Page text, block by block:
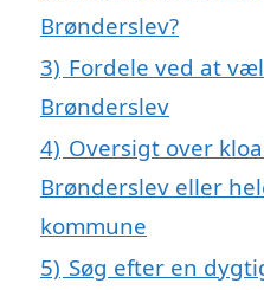
Brønderslev?
3) Fordele ved at
Brønderslev
4) Oversigt over
Brønderslev eller
kommune
5) Søg efter en